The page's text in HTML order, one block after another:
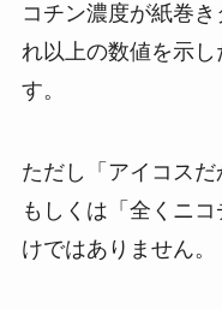
コチン濃度が紙巻
れ以上の数値を示
す。
ただし「アイコスだ
もしくは「全くニ
けではありません。